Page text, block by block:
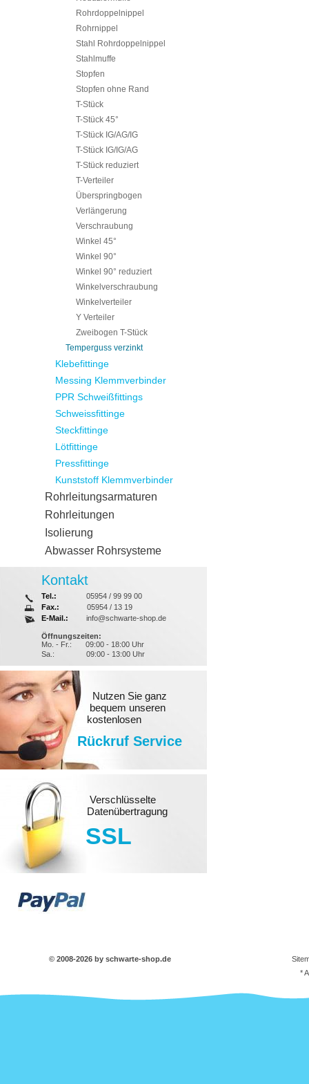
Rohrdoppelnippel
Rohrnippel
Stahl Rohrdoppelnippel
Stahlmuffe
Stopfen
Stopfen ohne Rand
T-Stück
T-Stück 45°
T-Stück IG/AG/IG
T-Stück IG/IG/AG
T-Stück reduziert
T-Verteiler
Überspringbogen
Verlängerung
Verschraubung
Winkel 45°
Winkel 90°
Winkel 90° reduziert
Winkelverschraubung
Winkelverteiler
Y Verteiler
Zweibogen T-Stück
Temperguss verzinkt
Klebefittinge
Messing Klemmverbinder
PPR Schweißfittings
Schweissfittinge
Steckfittinge
Lötfittinge
Pressfittinge
Kunststoff Klemmverbinder
Rohrleitungsarmaturen
Rohrleitungen
Isolierung
Abwasser Rohrsysteme
Kontakt
Tel.:
05954 / 99 99 00
Fax.:
05954 / 13 19
E-Mail.:
info@schwarte-shop.de
Öffnungszeiten:
Mo. - Fr.:
09:00 - 18:00 Uhr
Sa.:
09:00 - 13:00 Uhr
Nutzen Sie ganz
bequem unseren
kostenlosen
Rückruf Service
Verschlüsselte
Datenübertragung
SSL
© 2008-2026 by schwarte-shop.de
*